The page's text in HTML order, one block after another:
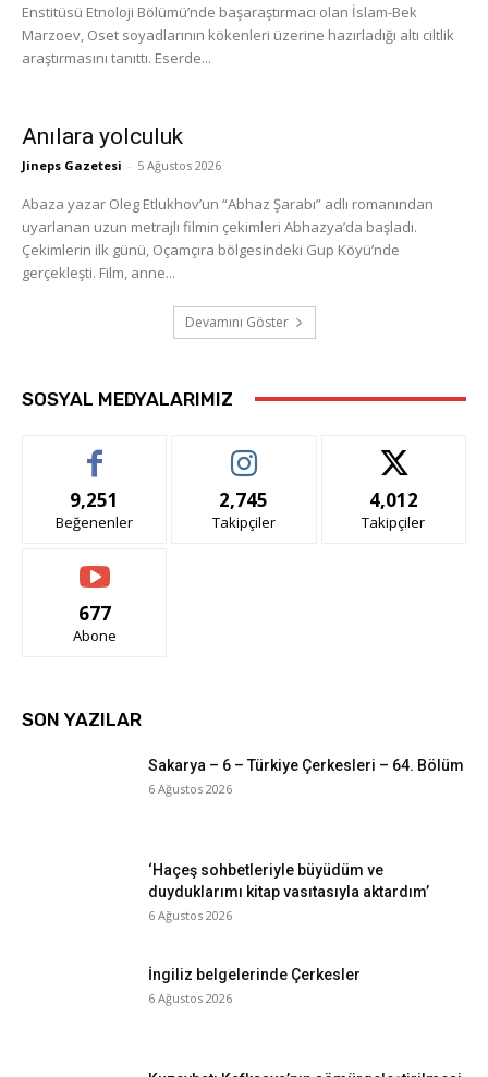
Enstitüsü Etnoloji Bölümü’nde başaraştırmacı olan İslam-Bek
Marzoev, Oset soyadlarının kökenleri üzerine hazırladığı altı ciltlik
araştırmasını tanıttı. Eserde...
Anılara yolculuk
Jineps Gazetesi - 5 Ağustos 2026
Abaza yazar Oleg Etlukhov’un “Abhaz Şarabı” adlı romanından
uyarlanan uzun metrajlı filmin çekimleri Abhazya’da başladı.
Çekimlerin ilk günü, Oçamçıra bölgesindeki Gup Köyü’nde
gerçekleşti. Film, anne...
Devamını Göster
SOSYAL MEDYALARIMIZ
9,251
Beğenenler
2,745
Takipçiler
4,012
Takipçiler
677
Abone
SON YAZILAR
Sakarya – 6 – Türkiye Çerkesleri – 64. Bölüm
6 Ağustos 2026
‘Haçeş sohbetleriyle büyüdüm ve
duyduklarımı kitap vasıtasıyla aktardım’
6 Ağustos 2026
İngiliz belgelerinde Çerkesler
6 Ağustos 2026